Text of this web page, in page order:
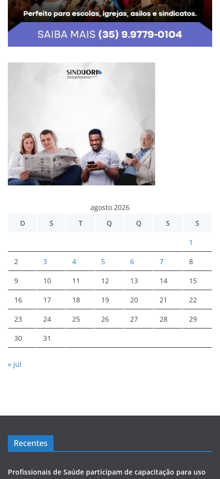
agosto 2026
D
S T Q Q S S
1
2 3 4 5 6 7 8
9 10 11 12 13 14 15
16 17 18 19 20 21 22
23 24 25 26 27 28 29
30 31
« jul
Recentes
Profissionais de Saúde participam de capacitação para uso